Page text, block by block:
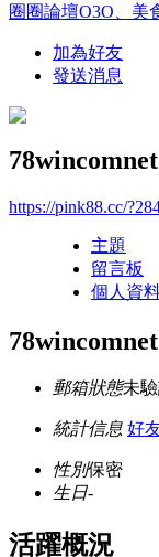
圈圈論壇O3O、美
加為好友
發送消息
78wincomnet
https://pink88.cc/
主題
留言板
個人資
78wincomnet
郵箱狀態未
統計信息 好
性別保密
生日-
活躍概況